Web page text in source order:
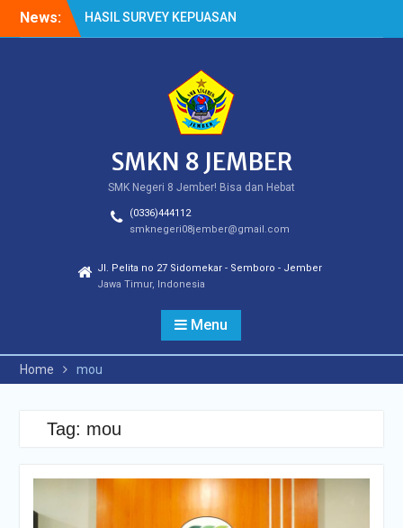
News:
HASIL SURVEY KEPUASAN
PELANGGAN
Cek Kesehatan Gratis
SMKN 8 JEMBER
SMK Negeri 8 Jember! Bisa dan Hebat
(0336)444112
smknegeri08jember@gmail.com
Jl. Pelita no 27 Sidomekar - Semboro - Jember
Jawa Timur, Indonesia
Menu
Home mou
Tag: mou